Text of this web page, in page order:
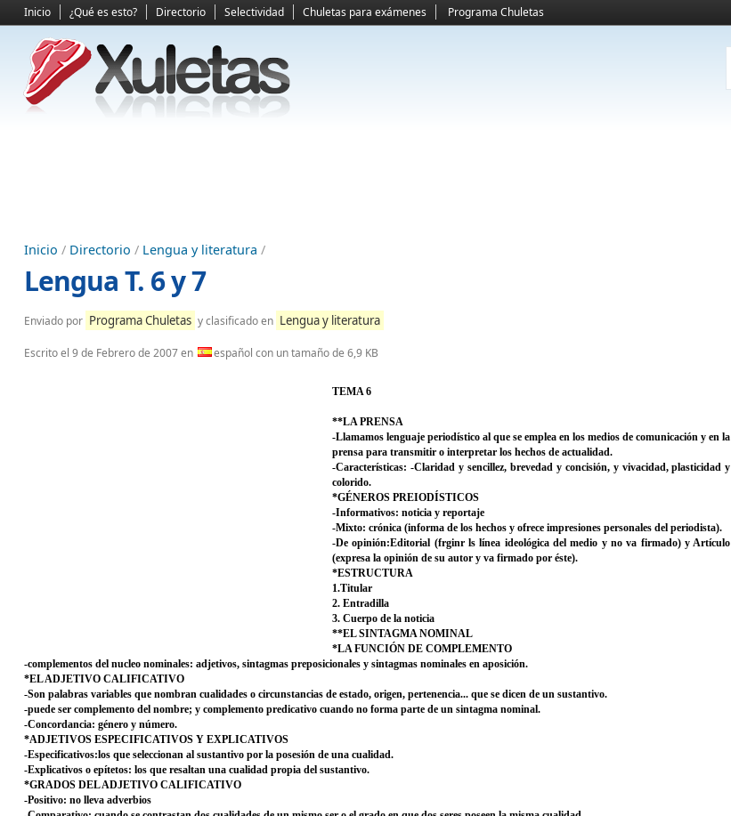
Inicio ¿Qué es esto? Directorio Selectividad Chuletas para exámenes Programa Chuletas
Inicio / Directorio / Lengua y literatura /
Lengua T. 6 y 7
Enviado por Programa Chuletas y clasificado en Lengua y literatura
Escrito el 9 de Febrero de 2007en español con un tamaño de 6,9 KB
TEMA 6
**LA PRENSA
-Llamamos lenguaje periodístico al que se emplea en los medios de comunicación y en la
prensa para transmitir o interpretar los hechos de actualidad.
-Características: -Claridad y sencillez, brevedad y concisión, y vivacidad, plasticidad y
colorido.
*GÉNEROS PREIODÍSTICOS
-Informativos: noticia y reportaje
-Mixto: crónica (informa de los hechos y ofrece impresiones personales del periodista).
-De opinión:Editorial (frginr ls línea ideológica del medio y no va firmado) y Artículo
(expresa la opinión de su autor y va firmado por éste).
*ESTRUCTURA
1.Titular
2. Entradilla
3. Cuerpo de la noticia
**EL SINTAGMA NOMINAL
*LA FUNCIÓN DE COMPLEMENTO
-complementos del nucleo nominales: adjetivos, sintagmas preposicionales y sintagmas nominales en aposición.
*EL ADJETIVO CALIFICATIVO
-Son palabras variables que nombran cualidades o circunstancias de estado, origen, pertenencia... que se dicen de un sustantivo.
-puede ser complemento del nombre; y complemento predicativo cuando no forma parte de un sintagma nominal.
-Concordancia: género y número.
*ADJETIVOS ESPECIFICATIVOS Y EXPLICATIVOS
-Especificativos:los que seleccionan al sustantivo por la posesión de una cualidad.
-Explicativos o epítetos: los que resaltan una cualidad propia del sustantivo.
*GRADOS DEL ADJETIVO CALIFICATIVO
-Positivo: no lleva adverbios